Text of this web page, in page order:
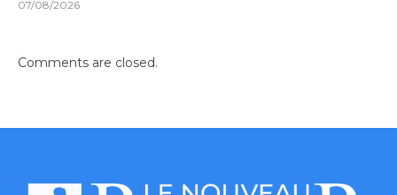
07/08/2026
Comments are closed.